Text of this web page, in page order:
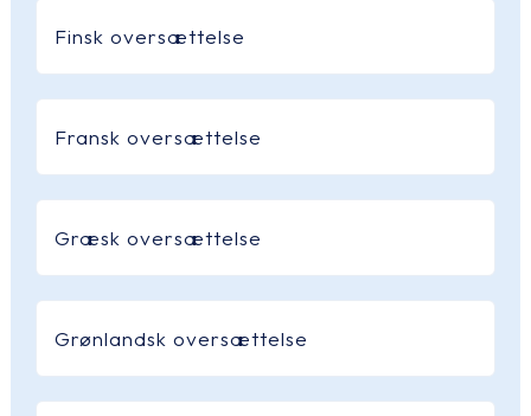
Finsk oversættelse
Fransk oversættelse
Græsk oversættelse
Grønlandsk oversættelse